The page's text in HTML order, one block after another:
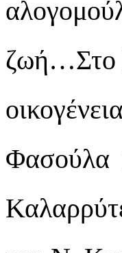
ζωή…Στο
Φασούλα